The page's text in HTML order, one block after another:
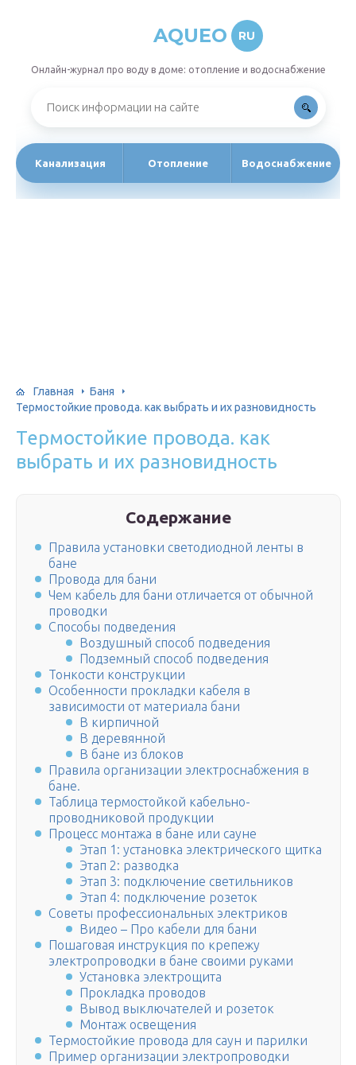
AQUEO RU
Онлайн-журнал про воду в доме: отопление и водоснабжение
Канализация Отопление Водоснабжение
Главная
Баня
Термостойкие провода. как выбрать и их разновидность
Термостойкие провода. как
выбрать и их разновидность
Содержание
Правила установки светодиодной ленты в
бане
Провода для бани
Чем кабель для бани отличается от обычной
проводки
Способы подведения
Воздушный способ подведения
Подземный способ подведения
Тонкости конструкции
Особенности прокладки кабеля в
зависимости от материала бани
В кирпичной
В деревянной
В бане из блоков
Правила организации электроснабжения в
бане.
Таблица термостойкой кабельно-
проводниковой продукции
Процесс монтажа в бане или сауне
Этап 1: установка электрического щитка
Этап 2: разводка
Этап 3: подключение светильников
Этап 4: подключение розеток
Советы профессиональных электриков
Видео – Про кабели для бани
Пошаговая инструкция по крепежу
электропроводки в бане своими руками
Установка электрощита
Прокладка проводов
Вывод выключателей и розеток
Монтаж освещения
Термостойкие провода для саун и парилки
Пример организации электропроводки